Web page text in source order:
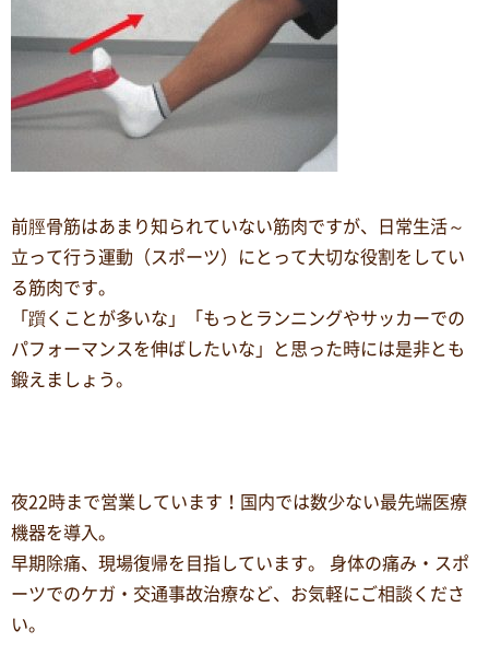
前脛骨筋はあまり知られていない筋肉ですが、日常生活～
立って行う運動（スポーツ）にとって大切な役割をしてい
る筋肉です。
「躓くことが多いな」「もっとランニングやサッカーでの
パフォーマンスを伸ばしたいな」と思った時には是非とも
鍛えましょう。
夜22時まで営業しています！国内では数少ない最先端医療
機器を導入。
早期除痛、現場復帰を目指しています。 身体の痛み・スポ
ーツでのケガ・交通事故治療など、お気軽にご相談くださ
い。